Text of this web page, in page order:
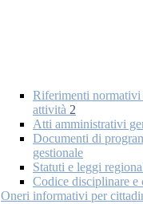
Riferimenti normativi
attività 2
Atti amministrativi
Documenti di
gestionale
Statuti e leggi
Codice disciplinare e
Oneri informativi per